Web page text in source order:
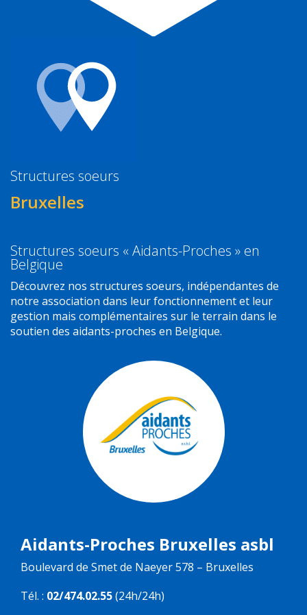
Structures soeurs
Bruxelles
Structures soeurs « Aidants-Proches » en
Belgique
Découvrez nos structures soeurs, indépendantes de
notre association dans leur fonctionnement et leur
gestion mais complémentaires sur le terrain dans le
soutien des aidants-proches en Belgique.
Aidants-Proches Bruxelles asbl
Boulevard de Smet de Naeyer 578 – Bruxelles
Tél. : 02/474.02.55(24h/24h)